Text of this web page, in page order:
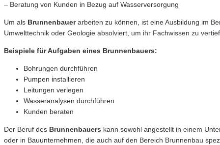
– Beratung von Kunden in Bezug auf Wasserversorgung
Um als Brunnenbauerarbeiten zu können, ist eine Ausbildung im
Umwelttechnik oder Geologie absolviert, um ihr Fachwissen zu
Beispiele für Aufgaben eines Brunnenbauers:
Bohrungen durchführen
Pumpen installieren
Leitungen verlegen
Wasseranalysen durchführen
Kunden beraten
Der Beruf des Brunnenbauers kann sowohl angestellt in einem
oder in Bauunternehmen, die auch auf den Bereich Brunnenbau